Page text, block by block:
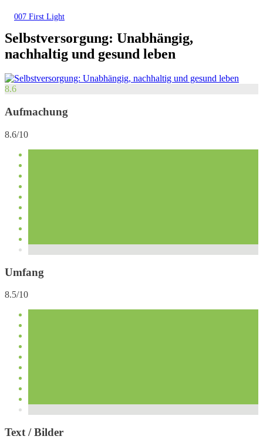
007 First Light
Selbstversorgung: Unabhängig,
nachhaltig und gesund leben
8.6
Aufmachung
8.6/10
Umfang
8.5/10
Text / Bilder